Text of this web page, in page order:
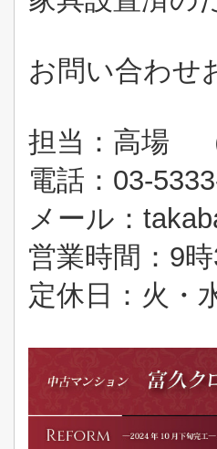
お問い合わせ
担当：高場
電話：03-
メール：
営業時間：9
定休日：火・